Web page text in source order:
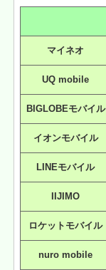
マイネオ
UQ mobile
BIGLOBEモバイル
イオンモバイル
LINEモバイル
IIJIMO
ロケットモバイル
nuro mobile